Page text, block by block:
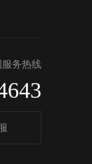
务热线